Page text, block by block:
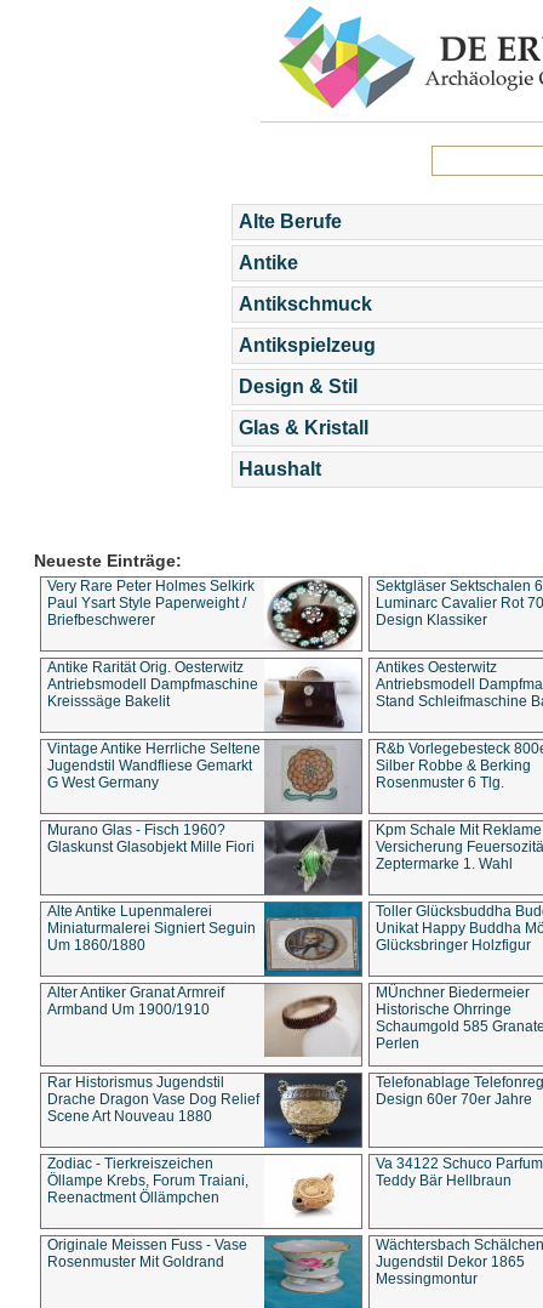
Alte Berufe
Antike
Antikschmuck
Antikspielzeug
Design & Stil
Glas & Kristall
Haushalt
Neueste Einträge:
Very Rare Peter Holmes Selkirk
Paul Ysart Style Paperweight /
Briefbeschwerer
Sektgläser Sektschalen
Luminarc Cavalier Rot
Design Klassiker
Antike Rarität Orig. Oesterwitz
Antriebsmodell Dampfmaschine
Kreisssäge Bakelit
Antikes Oesterwitz
Antriebsmodell
Stand Schleifmaschine
Vintage Antike Herrliche Seltene
Jugendstil Wandfliese Gemarkt
G West Germany
R&b Vorlegebesteck
Silber Robbe & Berking
Rosenmuster 6 Tlg.
Murano Glas - Fisch 1960?
Glaskunst Glasobjekt Mille Fiori
Kpm Schale Mit Reklame
Versicherung
Zeptermarke 1. Wahl
Alte Antike Lupenmalerei
Miniaturmalerei Signiert Seguin
Um 1860/1880
Toller Glücksbuddha
Unikat Happy Buddha
Glücksbringer Holzfigur
Alter Antiker Granat Armreif
Armband Um 1900/1910
MÜnchner Biedermeier
Historische Ohrringe
Schaumgold 585
Perlen
Rar Historismus Jugendstil
Drache Dragon Vase Dog Relief
Scene Art Nouveau 1880
Telefonablage
Design 60er 70er Jahre
Zodiac - Tierkreiszeichen
Öllampe Krebs, Forum Traiani,
Reenactment Öllämpchen
Va 34122 Schuco
Teddy Bär Hellbraun
Originale Meissen Fuss - Vase
Rosenmuster Mit Goldrand
Wächtersbach Schälchen
Jugendstil Dekor 1865
Messingmontur